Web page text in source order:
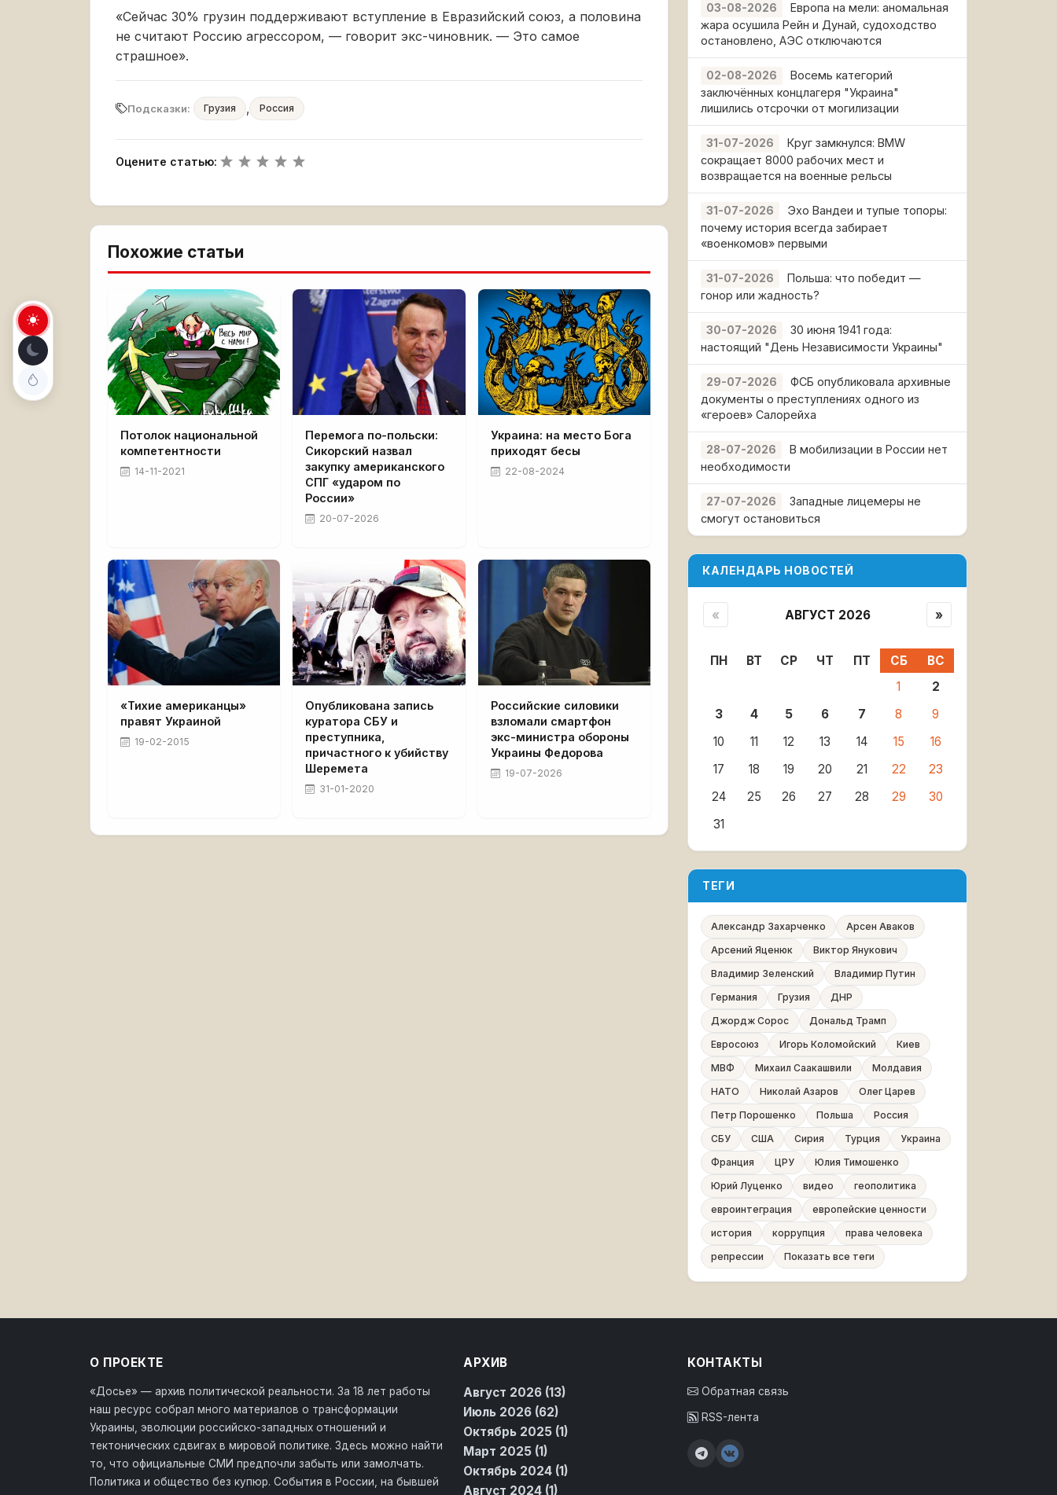
«Сейчас 30% грузин поддерживают вступление в Евразийский союз, а половина
не считают Россию агрессором, — говорит экс-чиновник. — Это самое
страшное».
Подсказки: Грузия , Россия
Оцените статью:
Похожие статьи
Потолок национальной
компетентности
14-11-2021
Перемога по-польски:
Сикорский назвал
закупку американского
СПГ «ударом по
России»
20-07-2026
Украина: на место Бога
приходят бесы
22-08-2024
«Тихие американцы»
правят Украиной
19-02-2015
Опубликована запись
куратора СБУ и
преступника,
причастного к убийству
Шеремета
31-01-2020
Российские силовики
взломали смартфон
экс-министра обороны
Украины Федорова
19-07-2026
03-08-2026
Европа на мели: аномальная
жара осушила Рейн и Дунай, судоходство
остановлено, АЭС отключаются
02-08-2026
Восемь категорий
заключённых концлагеря "Украина"
лишились отсрочки от могилизации
31-07-2026
Круг замкнулся: BMW
сокращает 8000 рабочих мест и
возвращается на военные рельсы
31-07-2026
Эхо Вандеи и тупые топоры:
почему история всегда забирает
«военкомов» первыми
31-07-2026
Польша: что победит —
гонор или жадность?
30-07-2026
30 июня 1941 года:
настоящий "День Независимости Украины"
29-07-2026
ФСБ опубликовала архивные
документы о преступлениях одного из
«героев» Салорейха
28-07-2026
В мобилизации в России нет
необходимости
27-07-2026
Западные лицемеры не
смогут остановиться
КАЛЕНДАРЬ НОВОСТЕЙ
« АВГУСТ 2026 »
ПН ВТ СР ЧТ ПТ СБ
ВС
1
2
3
4 5 6 7 8
9
10
11 12 13 14 15
16
17
18 19 20 21 22
23
24
25 26 27 28 29
30
31
ТЕГИ
Александр Захарченко
Арсен Аваков
Арсений Яценюк
Виктор Янукович
Владимир Зеленский
Владимир Путин
Германия
Грузия
ДНР
Джордж Сорос
Дональд Трамп
Евросоюз
Игорь Коломойский
Киев
МВФ
Михаил Саакашвили
Молдавия
НАТО
Николай Азаров
Олег Царев
Петр Порошенко
Польша
Россия
СБУ
США Сирия Турция
Украина
Франция
ЦРУ
Юлия Тимошенко
Юрий Луценко
видео
геополитика
евроинтеграция
европейские ценности
история
коррупция
права человека
репрессии
Показать все теги
О ПРОЕКТЕ
«Досье» — архив политической реальности. За 18 лет работы
наш ресурс собрал много материалов о трансформации
Украины, эволюции российско-западных отношений и
тектонических сдвигах в мировой политике. Здесь можно найти
то, что официальные СМИ предпочли забыть или замолчать.
Политика и общество без купюр. События в России, на бывшей
АРХИВ
Август 2026 (13)
Июль 2026 (62)
Октябрь 2025 (1)
Март 2025 (1)
Октябрь 2024 (1)
Август 2024 (1)
КОНТАКТЫ
Обратная связь
RSS-лента